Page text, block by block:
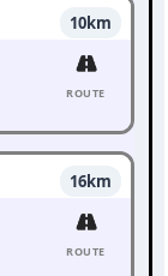
10km
ROUTE
16km
ROUTE